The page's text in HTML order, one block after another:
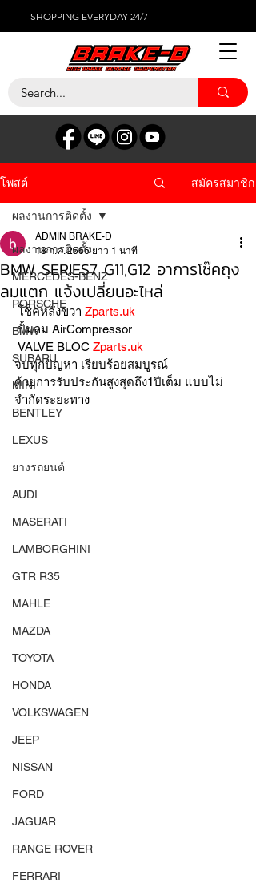
SHOPPING EVERYDAY 24/7
โพสต์ สมัครสมาชิก
ผลงานการติดตั้ง
MERCEDES-BENZ
PORSCHE
BMW
SUBARU
MINI
BENTLEY
LEXUS
ยางรถยนต์
AUDI
MASERATI
LAMBORGHINI
GTR R35
MAHLE
MAZDA
TOYOTA
HONDA
VOLKSWAGEN
JEEP
NISSAN
FORD
JAGUAR
RANGE ROVER
FERRARI
ผลงานการติดตั้ง
BMW SERIES7 G11,G12 อาการโช๊คถุง
ลมแตก แจ้งเปลี่ยนอะไหล่
ADMIN BRAKE-D
18 ก.ค. 2566 ยาว 1 นาที
โช็คหลังขวา Zparts.uk
ปั้มลม AirCompressor
VALVE BLOC Zparts.uk
จบทุกปัญหา เรียบร้อยสมบูรณ์
ด้วยการรับประกันสูงสุดถึง1ปีเต็ม แบบไม่
จำกัดระยะทาง